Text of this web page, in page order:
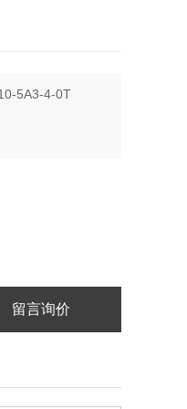
5A3-4-0T
留言询价